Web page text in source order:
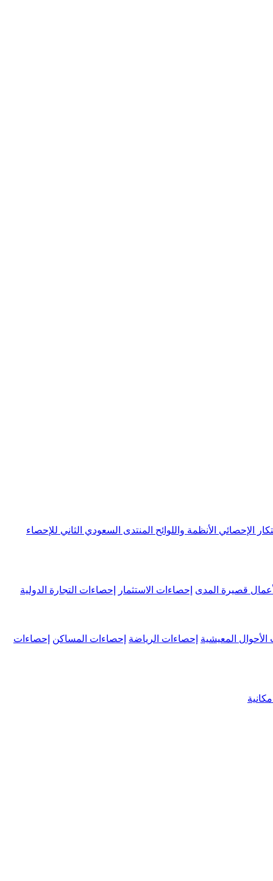
الإحصائي الأنظمة واللوائح المنتدى السعودي الثاني للإحصاء
قصيرة المدى إحصاءات الاستثمار إحصاءات التجارة الدولية
الأحوال المعيشية إحصاءات الرياضة إحصاءات المساكن إحصاءات